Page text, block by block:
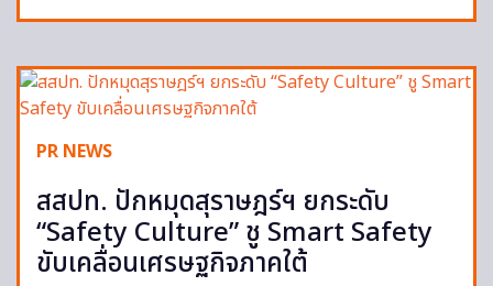
PR NEWS
สสปท. ปักหมุดสุราษฎร์ฯ ยกระดับ
“Safety Culture” ชู Smart Safety
ขับเคลื่อนเศรษฐกิจภาคใต้